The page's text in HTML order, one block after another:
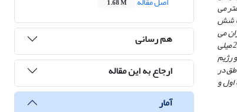
کشور آذربایجان در حدود 397 میلی متر می
شش
می
باشد و منطقه کم بارش شامل بخش مرکزی جلگه کورا و آران و منطقه ساحلی آبشوران می باشد. میانگین بارش سالانه در ناحیه کم بارش ( بخش مرکزی و آبشوران) در حدود 290 میلی
رژیم
در
و
1.68 M
هم رسانی
ارجاع به این مقاله
آمار